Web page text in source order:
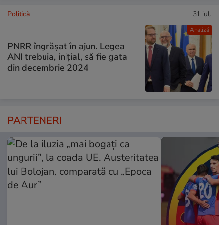
Analiză
Politică 31 iul.
PNRR îngrășat în ajun. Legea
ANI trebuia, inițial, să fie gata
din decembrie 2024
PARTENERI